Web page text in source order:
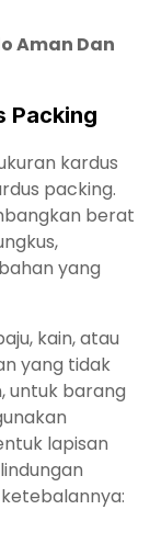
Aman Dan
Packing
kardus
packing.
berat
yang
kain, atau
yang tidak
untuk barang
lapisan